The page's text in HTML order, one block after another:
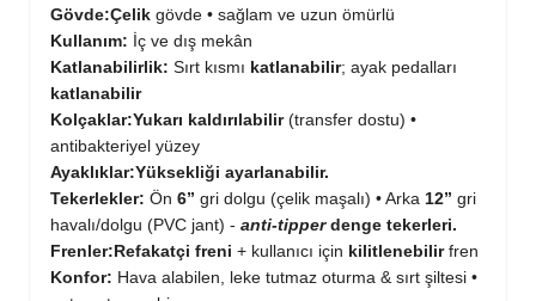
Gövde:Çelik gövde • sağlam ve uzun ömürlü
Kullanım: İç ve dış mekân
Katlanabilirlik: Sırt kısmı katlanabilir; ayak pedalları
katlanabilir
Kolçaklar:Yukarı kaldırılabilir(transfer dostu) •
antibakteriyel yüzey
Ayaklıklar:Yüksekliği ayarlanabilir.
Tekerlekler: Ön 6” gri dolgu (çelik maşalı) • Arka 12” gri
havalı/dolgu (PVC jant) - anti-tipperdenge tekerleri.
Frenler:Refakatçi freni + kullanıcı için kilitlenebilirfren
Konfor: Hava alabilen, leke tutmaz oturma & sırt şiltesi •